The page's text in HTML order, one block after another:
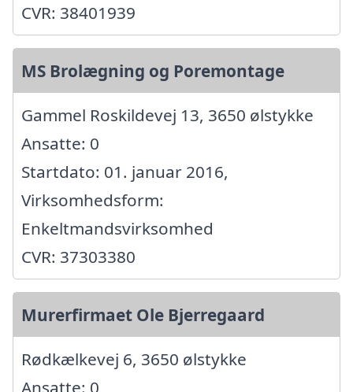
CVR: 38401939
MS Brolægning og Poremontage
Gammel Roskildevej 13, 3650 ølstykke
Ansatte: 0
Startdato: 01. januar 2016,
Virksomhedsform:
Enkeltmandsvirksomhed
CVR: 37303380
Murerfirmaet Ole Bjerregaard
Rødkælkevej 6, 3650 ølstykke
Ansatte: 0